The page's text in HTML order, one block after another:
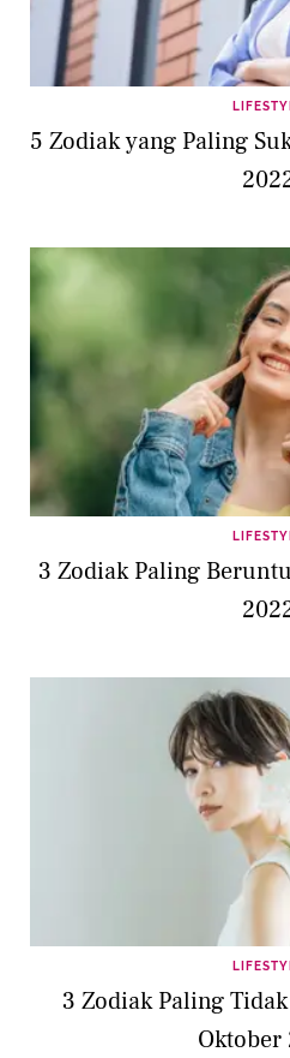
5 Zodiak yang Paling
3 Zodiak Paling
3 Zodiak Paling
Oktober